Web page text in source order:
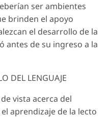
ser ambientes
brinden el apoyo
el desarrollo de la
antes de su ingreso a la
DEL LENGUAJE
vista acerca del
aprendizaje de la lecto